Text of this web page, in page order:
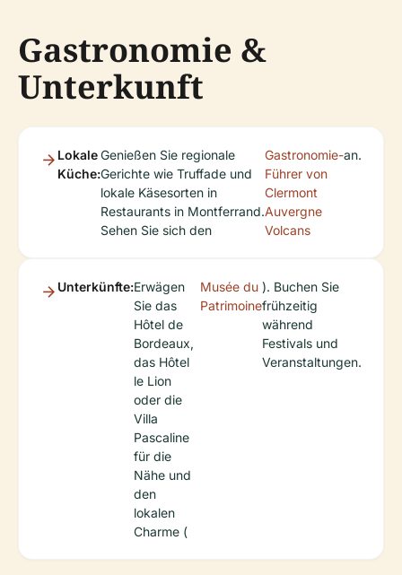
Gastronomie &
Unterkunft
Lokale
Küche:
Genießen Sie regionale
Gerichte wie Truffade und
lokale Käsesorten in
Restaurants in Montferrand.
Sehen Sie sich den
Gastronomie-
Führer von
Clermont
Auvergne
Volcans
an.
Unterkünfte:Erwägen
Sie das
Hôtel de
Bordeaux,
das Hôtel
le Lion
oder die
Villa
Pascaline
für die
Nähe und
den
lokalen
Charme (
Musée du
Patrimoine
). Buchen Sie
frühzeitig
während
Festivals und
Veranstaltungen.